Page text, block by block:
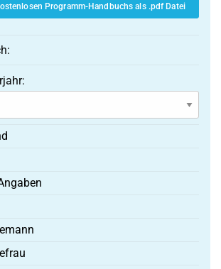
Programm-Handbuchs als .pdf Datei